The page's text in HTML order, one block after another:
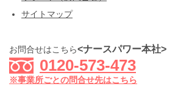
サイトマップ
お問合せはこちら<ナースパワー本社>
0120-573-473
※事業所ごとの問合せ先はこちら